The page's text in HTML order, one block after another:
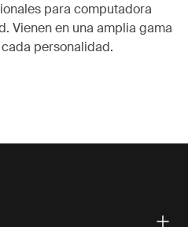
para computadora
Vienen en una amplia gama
personalidad.